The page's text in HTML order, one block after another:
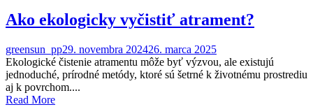
Ako ekologicky vyčistiť atrament?
greensun_pp29. novembra 202426. marca 2025
Ekologické čistenie atramentu môže byť výzvou, ale existujú
jednoduché, prírodné metódy, ktoré sú šetrné k životnému prostrediu
aj k povrchom....
Read More